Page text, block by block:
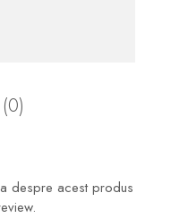
(0)
despre acest produs